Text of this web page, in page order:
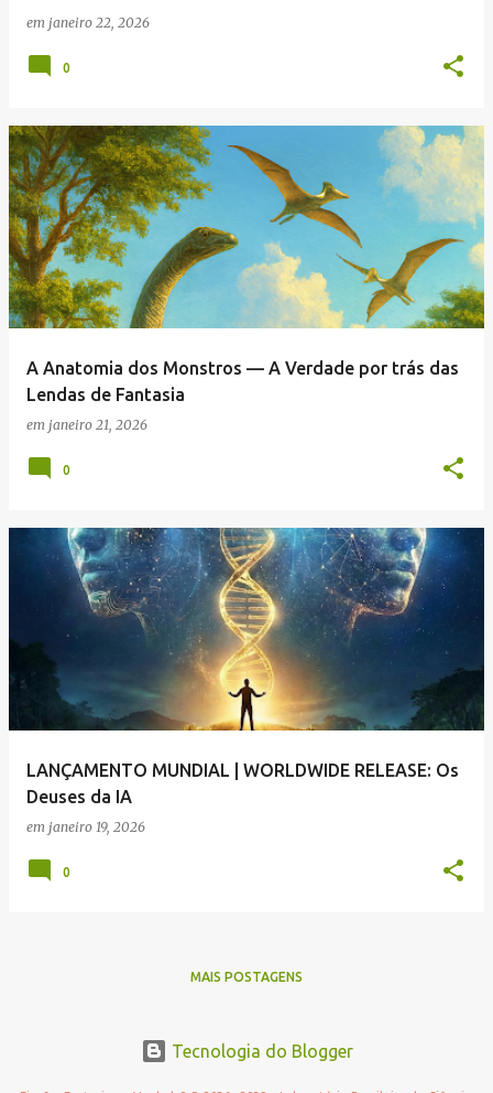
em janeiro 22, 2026
0
A Anatomia dos Monstros — A Verdade por trás das
Lendas de Fantasia
em janeiro 21, 2026
0
LANÇAMENTO MUNDIAL | WORLDWIDE RELEASE: Os
Deuses da IA
em janeiro 19, 2026
0
MAIS POSTAGENS
Tecnologia do Blogger